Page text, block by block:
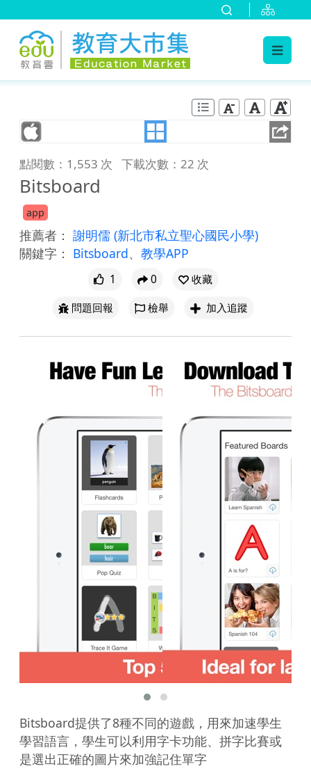
點閱數：1,553 次 下載次數：22 次
Bitsboard
app
推薦者： 謝明儒 (新北市私立聖心國民小學)
關鍵字： Bitsboard、 教學APP
1 0
收藏
問題回報
檢舉 加入追蹤
Bitsboard提供了8種不同的遊戲，用來加速學生
學習語言，學生可以利用字卡功能、拼字比賽或
是選出正確的圖片來加強記住單字